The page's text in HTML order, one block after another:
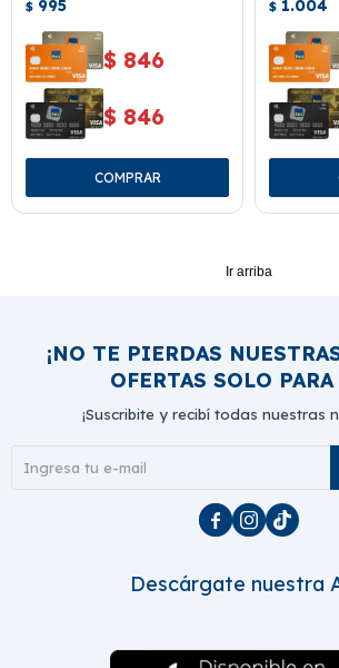
$ 995
$ 846
$ 846
$ 1.004
Ir arriba
¡NO TE PIERDAS
OFERTAS SOLO PARA
¡Suscribite y recibí todas nuestras
  
Descárgate nuestra